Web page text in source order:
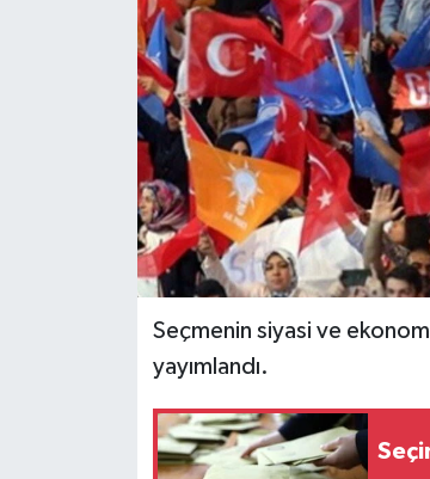
Seçmenin siyasi ve
yayımlandı.